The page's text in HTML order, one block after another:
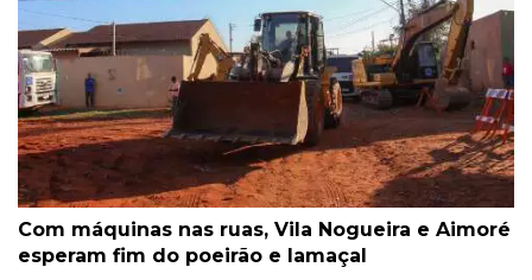
Com máquinas nas ruas, Vila Nogueira e Aimoré
esperam fim do poeirão e lamaçal